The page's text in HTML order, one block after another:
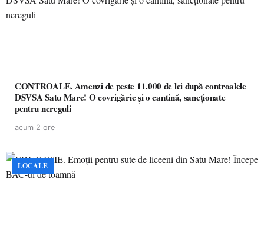
CONTROALE. Amenzi de peste 11.000 de lei după controalele
DSVSA Satu Mare! O covrigărie și o cantină, sancționate
pentru nereguli
acum 2 ore
LOCALE